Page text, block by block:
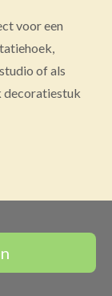
voor een
of als
decoratiestuk